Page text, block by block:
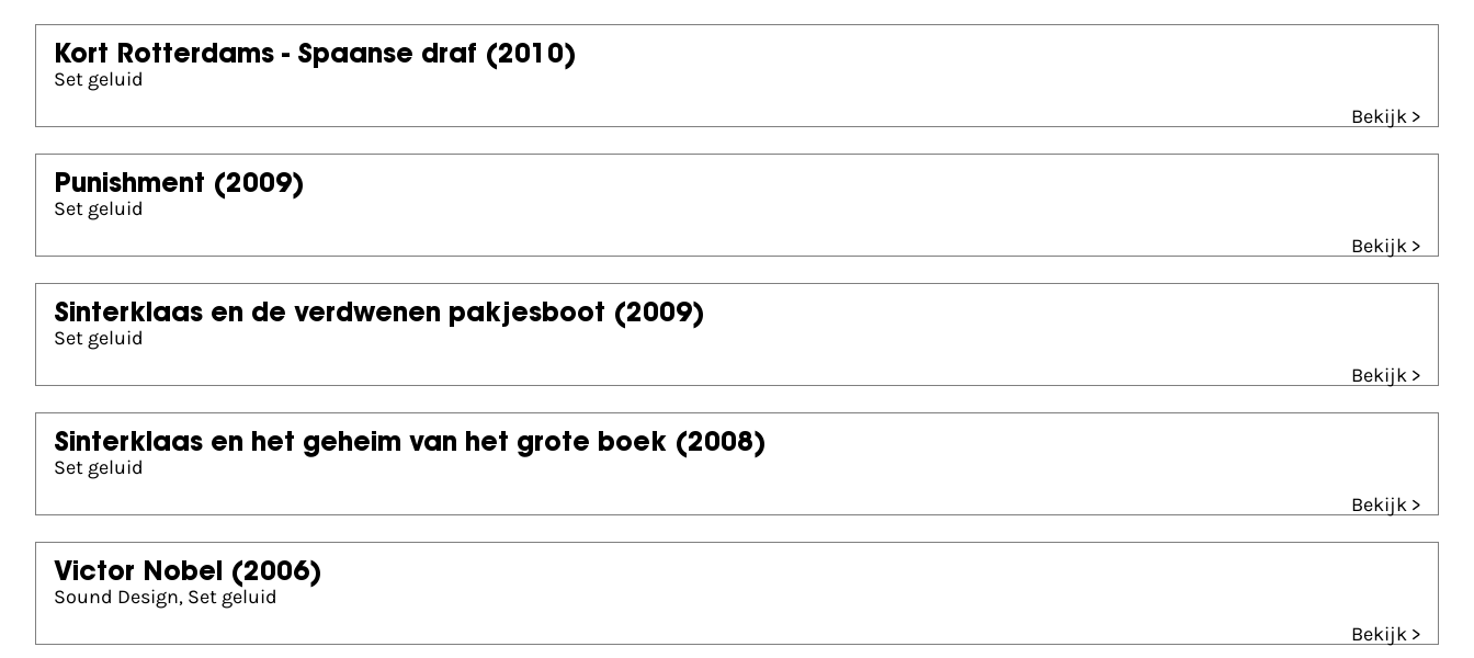
Kort Rotterdams - Spaanse draf (2010)
Set geluid
Bekijk >
Punishment (2009)
Set geluid
Bekijk >
Sinterklaas en de verdwenen pakjesboot (2009)
Set geluid
Bekijk >
Sinterklaas en het geheim van het grote boek (2008)
Set geluid
Bekijk >
Victor Nobel (2006)
Sound Design, Set geluid
Bekijk >